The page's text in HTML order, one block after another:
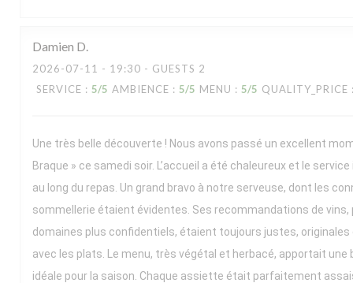
Damien D
2026-07-11 - 19:30 - GUESTS 2
SERVICE : 5/5 AMBIENCE : 5/5 MENU : 5/5 QUALITY_PRICE
Une très belle découverte ! Nous avons passé un excellent
Braque » ce samedi soir. L’accueil a été chaleureux et le
au long du repas. Un grand bravo à notre serveuse, dont les
sommellerie étaient évidentes. Ses recommandations de
domaines plus confidentiels, étaient toujours justes,
avec les plats. Le menu, très végétal et herbacé, apportait une
idéale pour la saison. Chaque assiette était parfaitement